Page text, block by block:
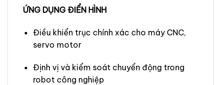
ỨNG DỤNG ĐIỂN HÌNH
Điều khiển trục chính xác cho máy CNC,
servo motor
Định vị và kiểm soát chuyển động trong
robot công nghiệp